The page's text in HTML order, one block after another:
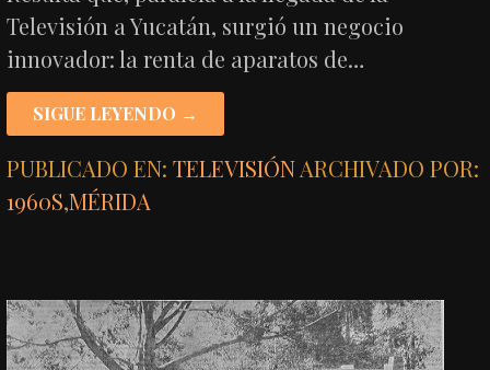
Televisión a Yucatán, surgió un negocio
innovador: la renta de aparatos de…
SIGUE LEYENDO →
PUBLICADO EN:TELEVISIÓNARCHIVADO POR:
1960S,MÉRIDA